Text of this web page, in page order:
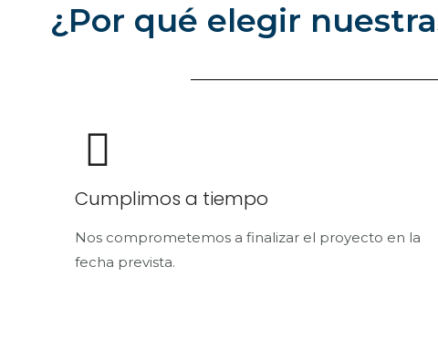
¿Por qué elegir
Cumplimos a tiempo
Nos comprometemos a finalizar el proyecto en la
fecha prevista.